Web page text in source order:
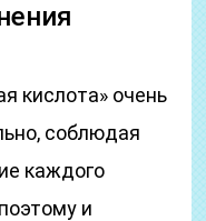
кислота» очень
соблюдая
каждого
и